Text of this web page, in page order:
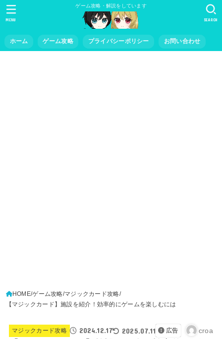
ゲーム攻略・解説をしています
ホーム ゲーム攻略 プライバシーポリシー お問い合わせ
SEARCH
MENU
HOME ゲーム攻略 マジックカード攻略
【マジックカード】施設を紹介！効率的にゲームを楽しむには
マジックカード攻略 2024.12.17 2025.07.11 広告 croa